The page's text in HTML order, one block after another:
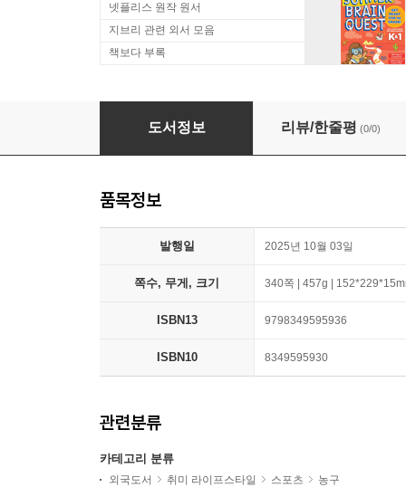
넷플리스 원작 원서
지브리 관련 외서 모음
책보다 부록
Rafters in the Plains
도서정보 리뷰/한줄평 (0/0)
품목정보
발행일 2025년 10월 03일
쪽수, 무게, 크기 340쪽 | 457g |
ISBN13 9798349595936
ISBN10 8349595930
관련분류
카테고리 분류
외국도서 취미 라이프스타일 스포츠 농구